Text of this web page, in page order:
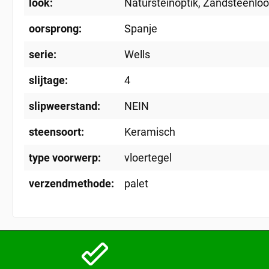
look: Natursteinoptik,
oorsprong: Spanje
serie: Wells
slijtage: 4
slipweerstand: NEIN
steensoort: Keramisch
type voorwerp: vloertegel
verzendmethode: palet